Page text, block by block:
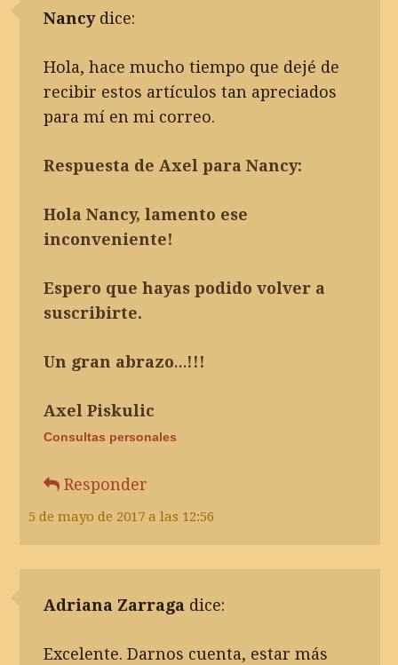
Nancy dice:
5 de mayo de 2017 a las 12:56
Hola, hace mucho tiempo que dejé de
recibir estos artículos tan apreciados
para mí en mi correo.
Respuesta de Axel para Nancy:
Hola Nancy, lamento ese
inconveniente!
Espero que hayas podido volver a
suscribirte.
Un gran abrazo…!!!
Axel Piskulic
Consultas personales
Responder
Adriana Zarraga dice:
Excelente. Darnos cuenta, estar más